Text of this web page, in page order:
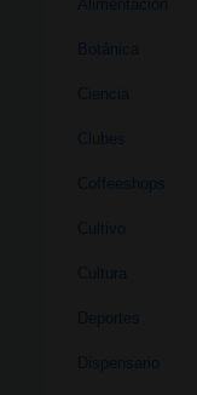
Alimentación
Botánica
Ciencia
Clubes
Coffeeshops
Cultivo
Cultura
Deportes
Dispensario